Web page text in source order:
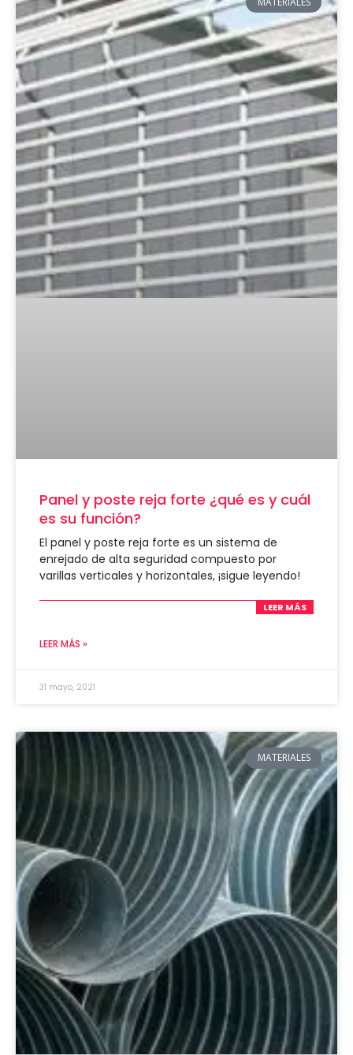
Panel y poste reja forte ¿qué es y cuál
es su función?
El panel y poste reja forte es un sistema de
enrejado de alta seguridad compuesto por
varillas verticales y horizontales, ¡sigue leyendo!
LEER MÁS
LEER MÁS »
31 mayo, 2021
MATERIALES